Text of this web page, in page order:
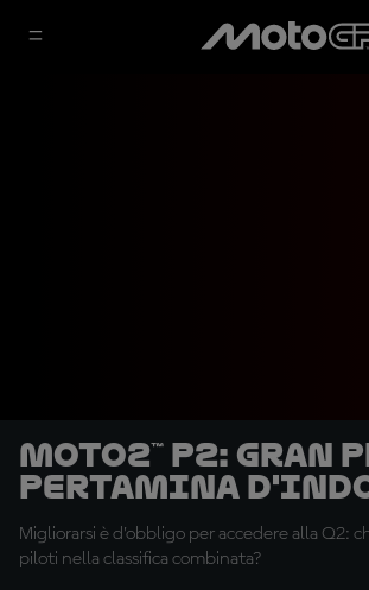
Moto2™ P2: Gran
Pertamina
Migliorarsi è d’obbligo per accedere alla Q2:
piloti nella classifica combinata?